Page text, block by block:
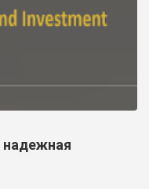
надежная